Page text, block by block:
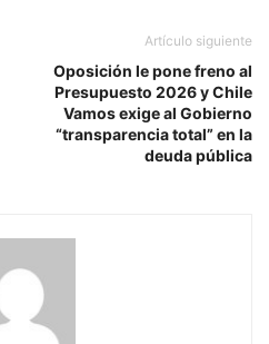
Artículo siguiente
Oposición le pone freno al
Presupuesto 2026 y Chile
Vamos exige al Gobierno
“transparencia total” en la
deuda pública